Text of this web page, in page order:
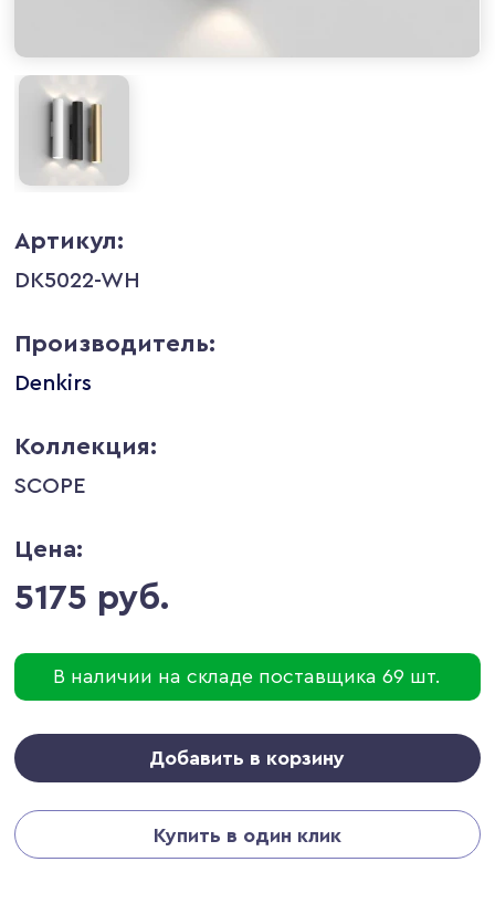
Артикул:
DK5022-WH
Производитель:
Denkirs
Коллекция:
SCOPE
Цена:
5175 руб.
В наличии на складе поставщика 69 шт.
Добавить в корзину
Купить в один клик